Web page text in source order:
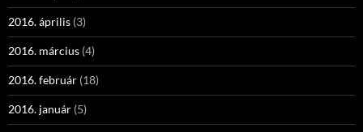
2016. április (3)
2016. március (4)
2016. február (18)
2016. január (5)